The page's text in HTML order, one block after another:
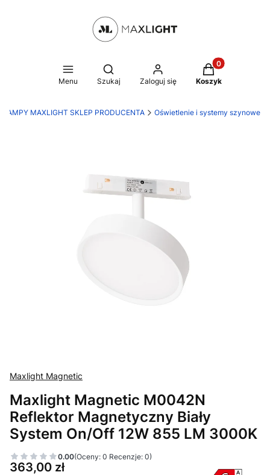
Menu
Otwórz wyszukiwarkę
Szukaj Zaloguj się
Produkty w
Koszyk
LAMPY MAXLIGHT SKLEP PRODUCENTA Oświetlenie i systemy szynowe
Maxlight Magnetic
Maxlight Magnetic M0042N
Reflektor Magnetyczny Biały
System On/Off 12W 855 LM 3000K
0.00(Oceny: 0 Recenzje: 0)
Cena
363,00 zł